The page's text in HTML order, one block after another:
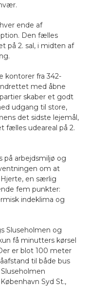
ende af
Den fælles
på 2. sal, i midten af
kontorer fra 342-
med åbne
skaber et godt
udgang til store,
det sidste lejemål,
fælles udeareal på 2.
på arbejdsmiljø og
om at
en særlig
fem punkter:
indeklima og
Sluseholmen og
få minutters kørsel
er blot 100 meter
til både bus
Syd St.,